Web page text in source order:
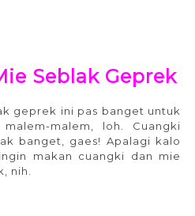
Seblak Geprek
geprek ini pas banget untuk
malem, loh. Cuangki
banget, gaes! Apalagi kalo
makan cuangki dan mie
nih.